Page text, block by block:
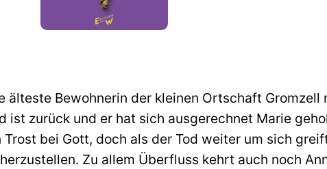
älteste Bewohnerin der kleinen Ortschaft
ist zurück und er hat sich ausgerechnet Marie
Trost bei Gott, doch als der Tod weiter um sich
Zu allem Überfluss kehrt auch noch